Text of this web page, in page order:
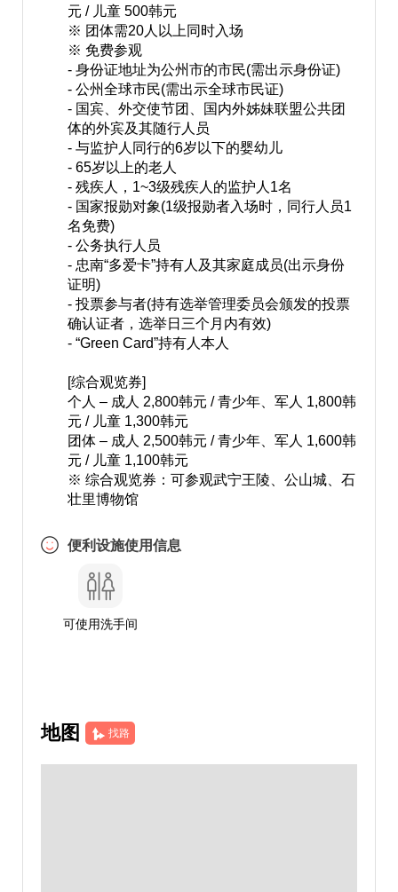
元 / 儿童 500韩元
※ 团体需20人以上同时入场
※ 免费参观
- 身份证地址为公州市的市民(需出示身份证)
- 公州全球市民(需出示全球市民证)
- 国宾、外交使节团、国内外姊妹联盟公共团
体的外宾及其随行人员
- 与监护人同行的6岁以下的婴幼儿
- 65岁以上的老人
- 残疾人，1~3级残疾人的监护人1名
- 国家报勋对象(1级报勋者入场时，同行人员1
名免费)
- 公务执行人员
- 忠南“多爱卡”持有人及其家庭成员(出示身份
证明)
- 投票参与者(持有选举管理委员会颁发的投票
确认证者，选举日三个月内有效)
- “Green Card”持有人本人
[综合观览券]
个人 – 成人 2,800韩元 / 青少年、军人 1,800韩
元 / 儿童 1,300韩元
团体 – 成人 2,500韩元 / 青少年、军人 1,600韩
元 / 儿童 1,100韩元
※ 综合观览券：可参观武宁王陵、公山城、石
壮里博物馆
便利设施使用信息
可使用洗手间
地图 找路